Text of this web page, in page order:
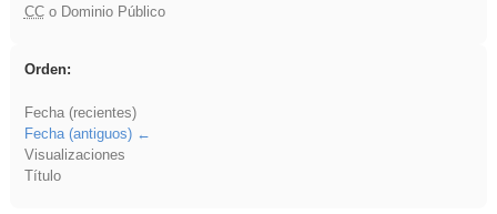
CCo Dominio Público
Orden:
Fecha (recientes)
Fecha (antiguos)
Visualizaciones
Título